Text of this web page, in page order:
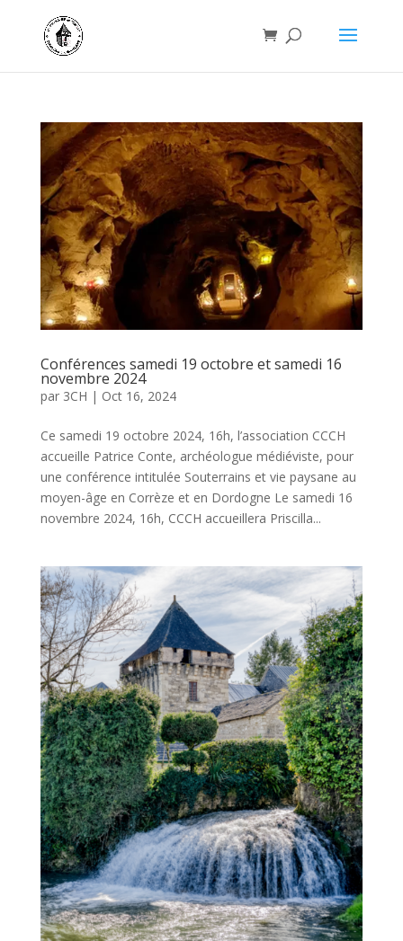
Conférences samedi 19 octobre et samedi 16
novembre 2024
par 3CH | Oct 16, 2024
Ce samedi 19 octobre 2024, 16h, l’association CCCH
accueille Patrice Conte, archéologue médiéviste, pour
une conférence intitulée Souterrains et vie paysane au
moyen-âge en Corrèze et en Dordogne Le samedi 16
novembre 2024, 16h, CCCH accueillera Priscilla...